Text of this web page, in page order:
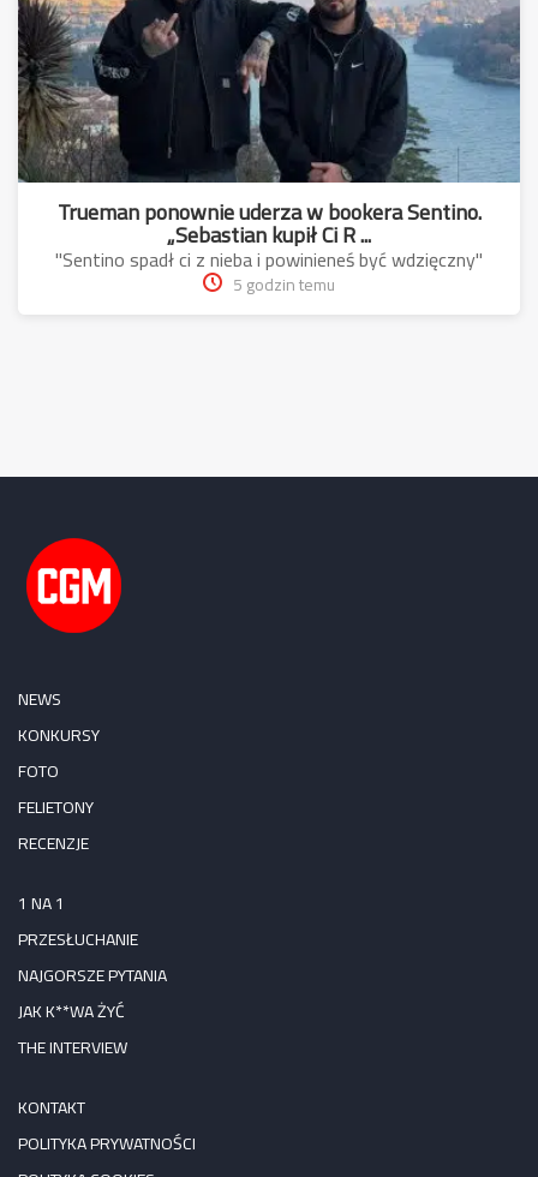
Trueman ponownie uderza w bookera Sentino.
„Sebastian kupił Ci R ...
"Sentino spadł ci z nieba i powinieneś być wdzięczny"
5 godzin temu
NEWS
KONKURSY
FOTO
FELIETONY
RECENZJE
1 NA 1
PRZESŁUCHANIE
NAJGORSZE PYTANIA
JAK K**WA ŻYĆ
THE INTERVIEW
KONTAKT
POLITYKA PRYWATNOŚCI